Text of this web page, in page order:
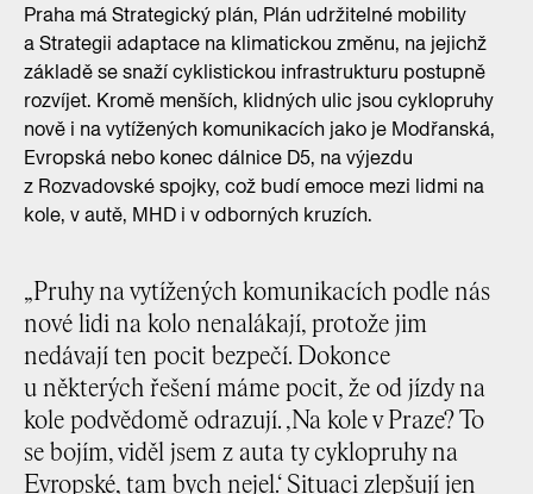
Praha má Strategický plán, Plán udržitelné mobility
a Strategii adaptace na klimatickou změnu, na jejichž
základě se snaží cyklistickou infrastrukturu postupně
rozvíjet. Kromě menších, klidných ulic jsou cyklopruhy
nově i na vytížených komunikacích jako je Modřanská,
Evropská nebo konec dálnice D5, na výjezdu
z Rozvadovské spojky, což budí emoce mezi lidmi na
kole, v autě, MHD i v odborných kruzích.
„Pruhy na vytížených komunikacích podle nás
nové lidi na kolo nenalákají, protože jim
nedávají ten pocit bezpečí. Dokonce
u některých řešení máme pocit, že od jízdy na
kole podvědomě odrazují. ‚Na kole v Praze? To
se bojím, viděl jsem z auta ty cyklopruhy na
Evropské, tam bych nejel.‘ Situaci zlepšují jen